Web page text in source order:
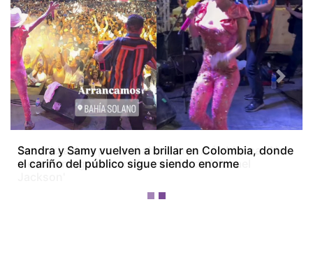
Josenid aclara por qué ahora luce más blanca: 'No
me hice ninguna transformación de Michael
Previous Next